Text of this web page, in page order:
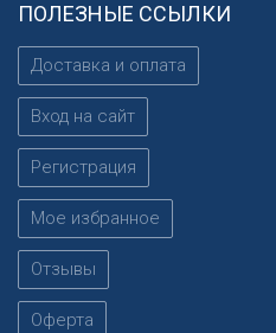
ПОЛЕЗНЫЕ ССЫЛКИ
Доставка и оплата
Вход на сайт
Регистрация
Мое избранное
Отзывы
Оферта